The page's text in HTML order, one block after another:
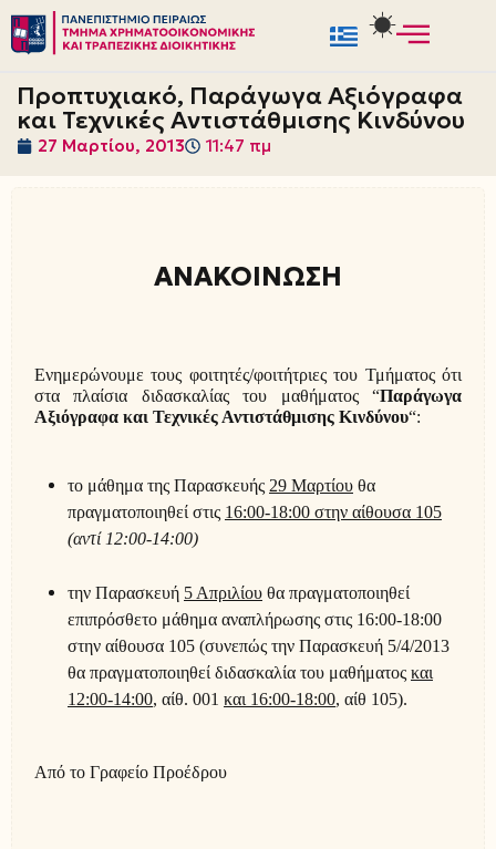
Μεταπηδήστε
στο
περιεχόμενο
Προπτυχιακό, Παράγωγα Αξιόγραφα
και Τεχνικές Αντιστάθμισης Κινδύνου
27 Μαρτίου, 2013 11:47 πμ
ΑΝΑΚΟΙΝΩΣΗ
Ενημερώνουμε τους φοιτητές/φοιτήτριες του Τμήματος ότι
στα πλαίσια διδασκαλίας του μαθήματος “Παράγωγα
Αξιόγραφα και Τεχνικές Αντιστάθμισης Κινδύνου“:
το μάθημα της Παρασκευής 29 Μαρτίου θα
πραγματοποιηθεί στις 16:00-18:00 στην αίθουσα 105
(αντί 12:00-14:00)
την Παρασκευή 5 Απριλίου θα πραγματοποιηθεί
επιπρόσθετο μάθημα αναπλήρωσης στις 16:00-18:00
στην αίθουσα 105 (συνεπώς την Παρασκευή 5/4/2013
θα πραγματοποιηθεί διδασκαλία του μαθήματος και
12:00-14:00, αίθ. 001 και 16:00-18:00, αίθ 105).
Από το Γραφείο Προέδρου